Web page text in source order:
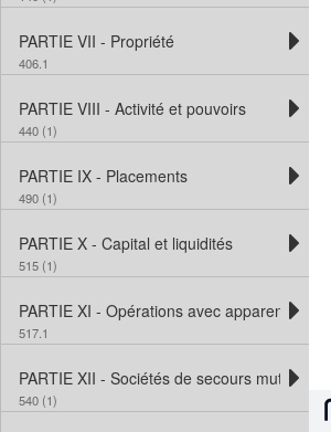
PARTIE VII - Propriété
406.1
PARTIE VIII - Activité et pouvoirs
440 (1)
PARTIE IX - Placements
490 (1)
PARTIE X - Capital et liquidités
515 (1)
PARTIE XI - Opérations avec apparentés
517.1
PARTIE XII - Sociétés de secours mutuel
540 (1)